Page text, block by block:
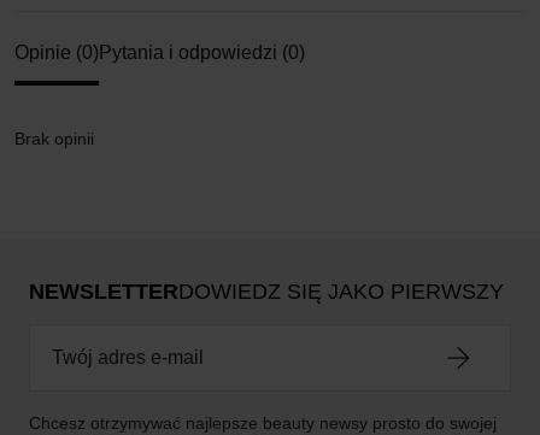
Opinie (0) Pytania i odpowiedzi (0)
Brak opinii
NEWSLETTERDOWIEDZ SIĘ JAKO PIERWSZY
Chcesz otrzymywać najlepsze beauty newsy prosto do swojej